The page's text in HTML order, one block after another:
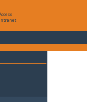
Intranet